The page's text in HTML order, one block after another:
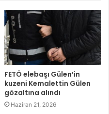
FETÖ elebaşı Gülen’in
kuzeni Kemalettin Gülen
gözaltına alındı
Haziran 21, 2026